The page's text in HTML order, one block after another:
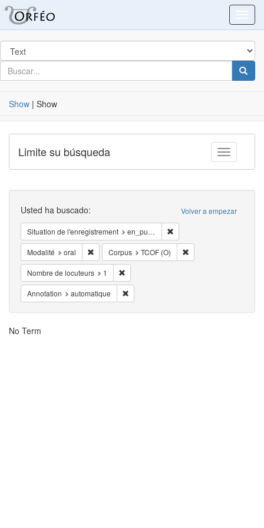
Buscar
en
para
buscar Buscar
Show | Show
Toggle
Limite su búsqueda
Buscar Volver a empezar
Usted ha buscado:
Situation de l'enregistrement en_public
Modalité oral Eliminar la restricciónModalité: oral
Corpus TCOF (O)
Nombre de locuteurs 1
Annotation automatique
Resultados
No Term